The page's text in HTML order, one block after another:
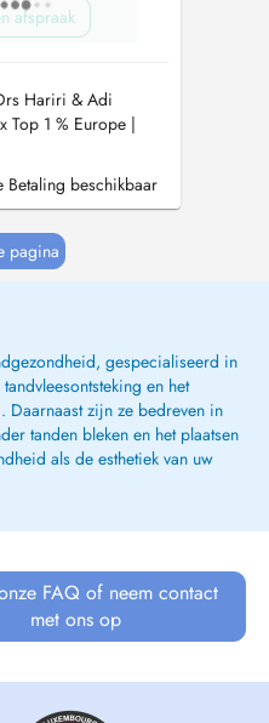
afspraak
Hariri & Adi
Top 1 % Europe |
cabinet des Drs
en orthodontie
expertise avancée
accueillons les
beschikbaar
pagina
gespecialiseerd in
en het
Daarnaast zijn ze bedreven in
tanden bleken en het plaatsen
als de esthetiek van uw
FAQ of neem contact
met ons op